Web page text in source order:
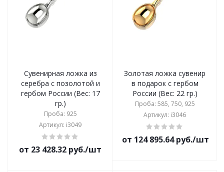
Сувенирная ложка из
серебра с позолотой и
гербом России (Вес: 17
гр.)
Проба: 925
Артикул: i3049
от 23 428.32 руб./шт
Золотая ложка сувенир
в подарок с гербом
России (Вес: 22 гр.)
Проба: 585, 750, 925
Артикул: i3046
от 124 895.64 руб./шт